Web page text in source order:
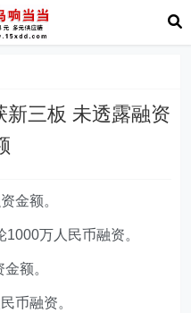
三板 未透露融资
金额。
万人民币融资。
额。
币融资。